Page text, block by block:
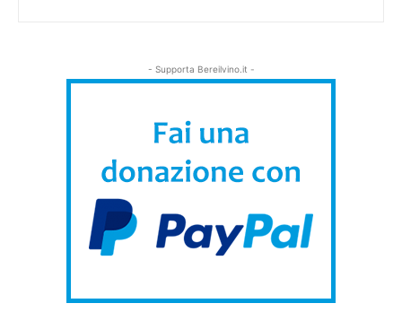
- Supporta Bereilvino.it -